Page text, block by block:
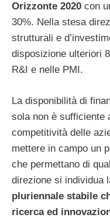
Orizzonte 2020 con
30%. Nella stesa
strutturali e
disposizione ulteriori
R&I e nelle PMI.
La disponibilità di
sola non è sufficiente
competitività delle
mettere in campo un
che permettano di
direzione si individua
pluriennale stabile
ricerca ed